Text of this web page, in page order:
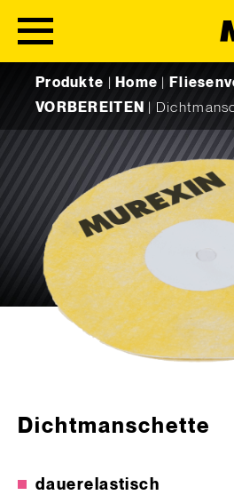
Produkte
Home
VORBEREITEN
Dichtmanschette
dauerelastisch